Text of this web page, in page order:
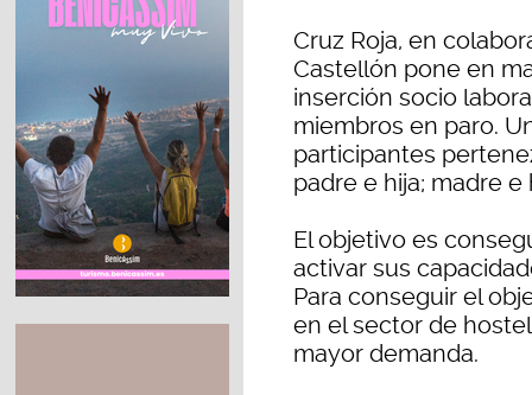
Cruz Roja, en
Castellón pone en
inserción socio
miembros en paro.
participantes
padre e hija; madre e
El objetivo es
activar sus
Para conseguir el
en el sector de
mayor demanda.